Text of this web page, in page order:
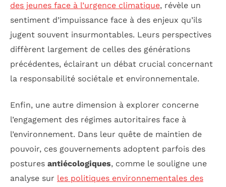
des jeunes face à l’urgence climatique, révèle un
sentiment d’impuissance face à des enjeux qu’ils
jugent souvent insurmontables. Leurs perspectives
diffèrent largement de celles des générations
précédentes, éclairant un débat crucial concernant
la responsabilité sociétale et environnementale.
Enfin, une autre dimension à explorer concerne
l’engagement des régimes autoritaires face à
l’environnement. Dans leur quête de maintien de
pouvoir, ces gouvernements adoptent parfois des
postures antiécologiques, comme le souligne une
analyse sur les politiques environnementales des